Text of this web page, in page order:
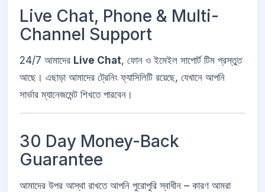
Live Chat, Phone & Multi-
Channel Support
24/7 আমাদের Live Chat, ফোন ও ইমেইল সাপোর্ট টিম প্রস্তুত
আছে। এছাড়া আমাদের ট্রেনিং ফ্যাসিলিটি রয়েছে, যেখানে আপনি
সার্ভার ম্যানেজমেন্ট শিখতে পারবেন।
30 Day Money-Back
Guarantee
আমাদের উপর আস্থা রাখতে আপনি পুরোপুরি স্বাধীন – কারণ আমরা